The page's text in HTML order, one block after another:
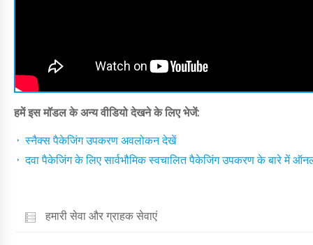
हमें इस मॉडल के अन्य वीडियो देखने के लिए भेजें:
स्नैक्स पैकेजिंग उपकरण अवलोकन देखें
दवा पैकेजिंग के लिए सार्वभौमिक स्वचालित पैकेजिंग उपकरण के बारे में
हमारी सेवा और ग्राहक सेवाएं